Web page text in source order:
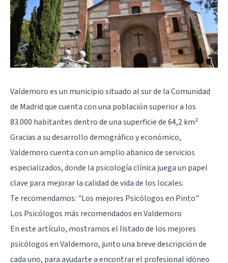
Valdemoro es un municipio situado al sur de la Comunidad
de Madridque cuenta con una población superior a los
83.000 habitantes dentro de una superficie de 64,2 km²
Gracias a su desarrollo demográfico y económico,
Valdemoro cuenta con un amplio abanico de servicios
especializados, donde la psicología clínica juega un papel
clave para mejorar la calidad de vida de los locales.
Te recomendamos: "Los mejores Psicólogos en Pinto"
Los Psicólogos más recomendados en Valdemoro
En este artículo, mostramos el listado de los mejores
psicólogos en Valdemoro, junto una breve descripción de
cada uno, para ayudarte a encontrar el profesional idóneo